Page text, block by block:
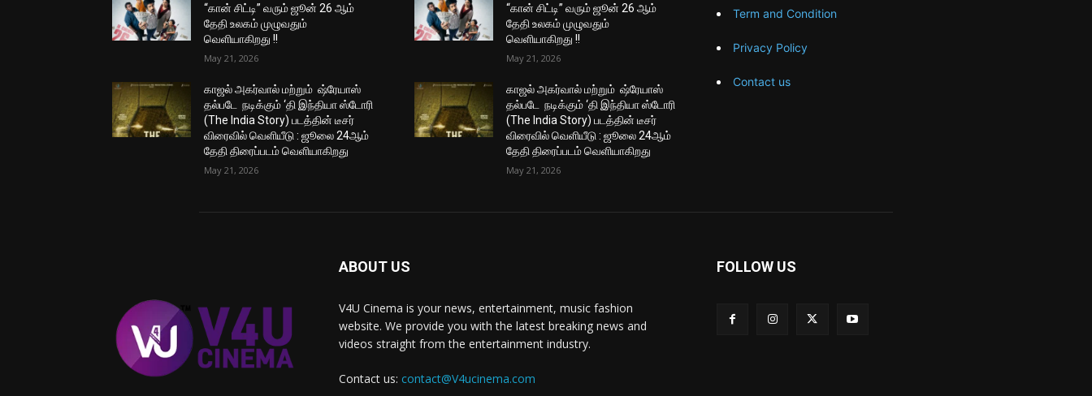
“கான் சிட்டி” வரும் ஜூன் 26 ஆம்
தேதி உலகம் முழுவதும்
வெளியாகிறது !!
May 21, 2026
காஜல் அகர்வால் மற்றும் ஷ்ரேயாஸ்
தல்படே நடிக்கும் ‘தி இந்தியா ஸ்டோரி
(The India Story) படத்தின் டீசர்
விரைவில் வெளியீடு : ஜூலை 24ஆம்
தேதி திரைப்படம் வெளியாகிறது
May 21, 2026
“கான் சிட்டி” வரும் ஜூன் 26 ஆம்
தேதி உலகம் முழுவதும்
வெளியாகிறது !!
May 21, 2026
காஜல் அகர்வால் மற்றும் ஷ்ரேயாஸ்
தல்படே நடிக்கும் ‘தி இந்தியா ஸ்டோரி
(The India Story) படத்தின் டீசர்
விரைவில் வெளியீடு : ஜூலை 24ஆம்
தேதி திரைப்படம் வெளியாகிறது
May 21, 2026
Term and Condition
Privacy Policy
Contact us
ABOUT US
V4U Cinema is your news, entertainment, music fashion
website. We provide you with the latest breaking news and
videos straight from the entertainment industry.
Contact us: contact@V4ucinema.com
FOLLOW US